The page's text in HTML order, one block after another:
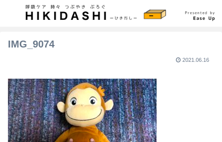
IMG_9074
2021.06.16